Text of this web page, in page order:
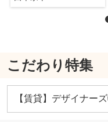
こだわり特集
【賃貸】デザイナー